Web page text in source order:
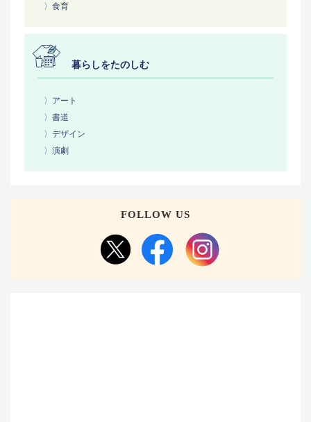
〉食育
暮らしをたのしむ
〉アート
〉書道
〉デザイン
〉演劇
FOLLOW US